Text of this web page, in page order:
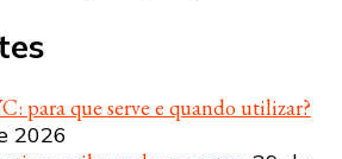
para que serve e quando utilizar?
2026